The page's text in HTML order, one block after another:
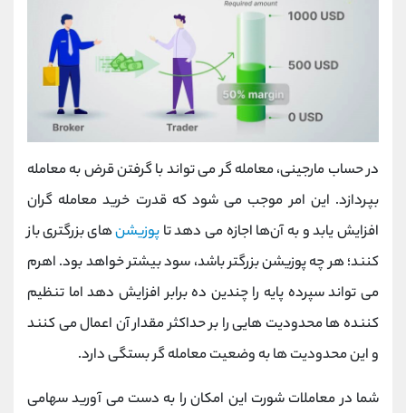
در حساب مارجینی، معامله گر می تواند با گرفتن قرض به معامله
بپردازد. این امر موجب می شود که قدرت خرید معامله ‌گران
افزایش ‌یابد و به آن‌ها اجازه می ‌دهد تا پوزیشن‌های بزرگتری باز
کنند؛ هر چه پوزیشن بزرگتر باشد، سود بیشتر خواهد بود. اهرم
می ‌تواند سپرده پایه را چندین ده برابر افزایش دهد اما تنظیم
کننده ‌ها محدودیت ‌هایی را بر حداکثر مقدار آن اعمال می‌ کنند
و این محدودیت‌ ها به وضعیت معامله ‌گر بستگی دارد.
شما در معاملات شورت این امکان را به دست می آورید سهامی